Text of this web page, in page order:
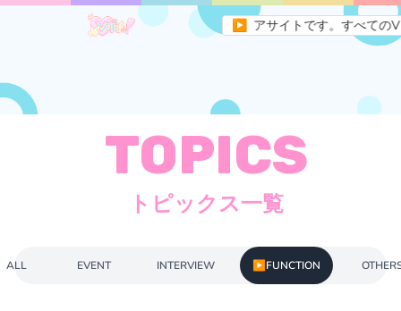
▶
ッ！はVtuberの未来を作るためのメディアサイトです。すべてのV
TOPICS
トピックス一覧
ALL EVENT INTERVIEW ▶ FUNCTION